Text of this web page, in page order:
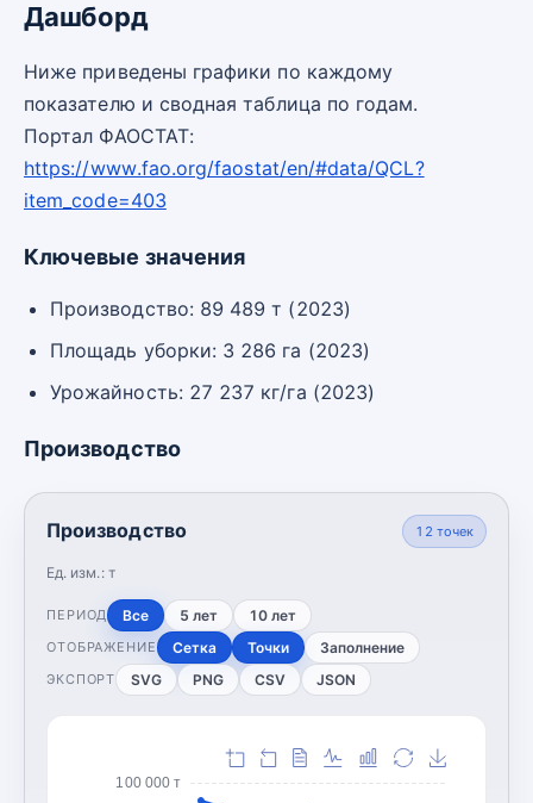
Дашборд
Ниже приведены графики по каждому
показателю и сводная таблица по годам.
Портал ФАОСТАТ:
https://www.fao.org/faostat/en/#data/QCL?
item_code=403
Ключевые значения
Производство: 89 489 т (2023)
Площадь уборки: 3 286 га (2023)
Урожайность: 27 237 кг/га (2023)
Производство
Производство
Ед. изм.: т
12 точек
ПЕРИОД Все 5 лет 10 лет
ОТОБРАЖЕНИЕ Сетка Точки Заполнение
ЭКСПОРТ SVG PNG CSV JSON
100 000 т